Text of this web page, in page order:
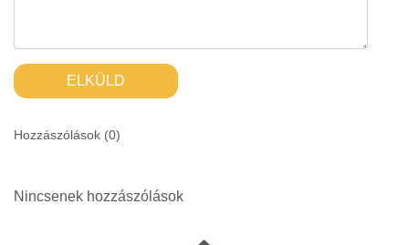
ELKÜLD
Hozzászólások (0)
Nincsenek hozzászólások